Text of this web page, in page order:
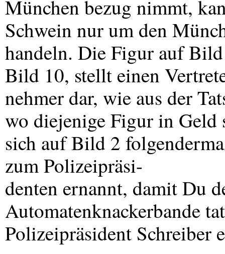
München bezug nimmt,
Schwein nur um den
handeln. Die Figur auf
Bild 10, stellt einen
nehmer dar, wie aus der
wo diejenige Figur in Geld
sich auf Bild 2
zum Polizeipräsi-
denten ernannt, damit Du
Automatenknackerbande
Polizeipräsident Schreiber